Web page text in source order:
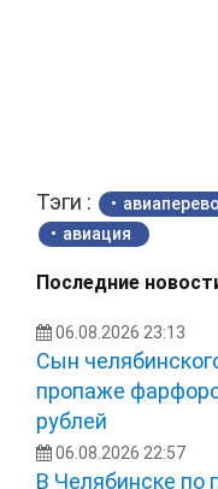
Тэги :
авиация
Последние
06.08.2026 23:13
Сын
пропаже
рублей
06.08.2026 22:57
В Челябинске по